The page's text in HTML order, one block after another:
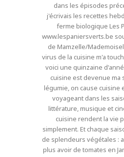
dans les épisodes
j'écrivais les recettes
ferme biologique Les
www.lespaniersverts.be
de Mamzelle/
virus de la cuisine m'a
voici une quinzaine
cuisine est devenue ma
légumie, on cause cuisine
voyageant dans les
littérature, musique et
cuisine rendent la vie
simplement. Et chaque
de splendeurs végétales :
plus avoir de tomates en